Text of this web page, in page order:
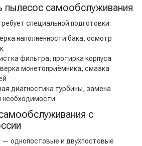
пылесос самообслуживания
специальной подготовки:
наполненности бака, осмотр
фильтра, протирка корпуса
монетоприёмника, смазка
диагностика турбины, замена
необходимости
с
— однопостовые и двухпостовые